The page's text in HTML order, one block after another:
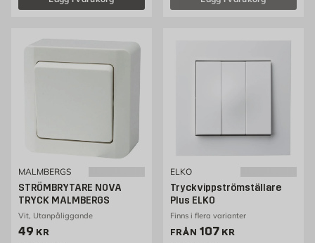
MALMBERGS
STRÖMBRYTARE NOVA
TRYCK MALMBERGS
Vit, Utanpåliggande
Pris 49 kr
49 KR
ELKO
Tryckvippströmställare
Plus ELKO
Finns i flera varianter
FRÅN Pris 107 kr
107 KR